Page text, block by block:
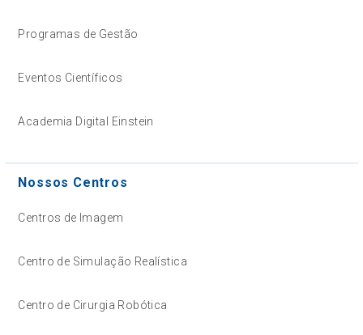
Programas de Gestão
Eventos Científicos
Academia Digital Einstein
Nossos Centros
Centros de Imagem
Centro de Simulação Realística
Centro de Cirurgia Robótica